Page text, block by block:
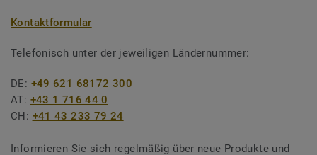
Kontaktformular
Telefonisch unter der jeweiligen Ländernummer:
DE: +49 621 68172 300
AT: +43 1 716 44 0
CH: +41 43 233 79 24
Informieren Sie sich regelmäßig über neue Produkte und